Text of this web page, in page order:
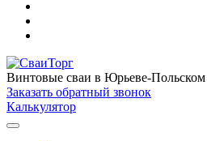
Винтовые сваи в Юрьеве-Польском
Заказать обратный звонок
Калькулятор